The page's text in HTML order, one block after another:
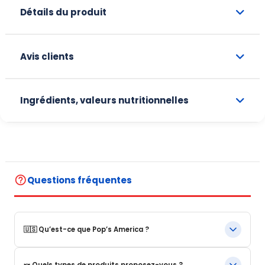
Détails du produit
Avis clients
Ingrédients, valeurs nutritionnelles
help_outlineQuestions fréquentes
🇺🇸 Qu’est-ce que Pop’s America ?
Pop’s America est une boutique en ligne spécialisée dans les